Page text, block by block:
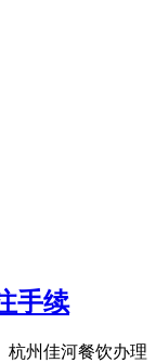
手续
杭州佳河餐饮办理